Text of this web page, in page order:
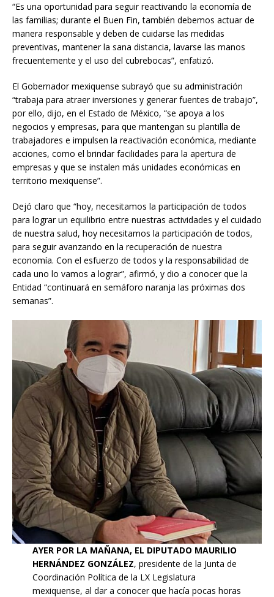
“Es una oportunidad para seguir reactivando la economía de
las familias; durante el Buen Fin, también debemos actuar de
manera responsable y deben de cuidarse las medidas
preventivas, mantener la sana distancia, lavarse las manos
frecuentemente y el uso del cubrebocas”, enfatizó.
El Gobernador mexiquense subrayó que su administración
“trabaja para atraer inversiones y generar fuentes de trabajo”,
por ello, dijo, en el Estado de México, “se apoya a los
negocios y empresas, para que mantengan su plantilla de
trabajadores e impulsen la reactivación económica, mediante
acciones, como el brindar facilidades para la apertura de
empresas y que se instalen más unidades económicas en
territorio mexiquense”.
Dejó claro que “hoy, necesitamos la participación de todos
para lograr un equilibrio entre nuestras actividades y el cuidado
de nuestra salud, hoy necesitamos la participación de todos,
para seguir avanzando en la recuperación de nuestra
economía. Con el esfuerzo de todos y la responsabilidad de
cada uno lo vamos a lograr”, afirmó, y dio a conocer que la
Entidad “continuará en semáforo naranja las próximas dos
semanas”.
AYER POR LA MAÑANA, EL DIPUTADO MAURILIO
HERNÁNDEZ GONZÁLEZ, presidente de la Junta de
Coordinación Política de la LX Legislatura
mexiquense, al dar a conocer que hacía pocas horas